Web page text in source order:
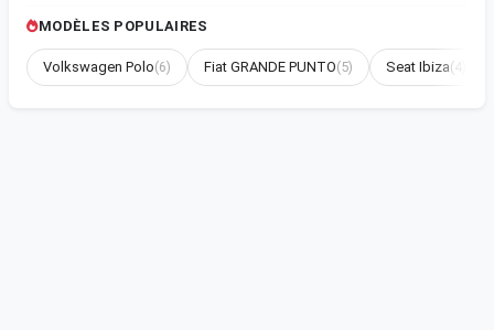
MODÈLES POPULAIRES
Volkswagen Polo(6) Fiat GRANDE PUNTO(5) Seat Ibiza(4)